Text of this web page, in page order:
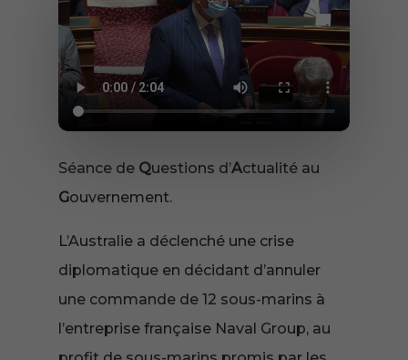
Séance de Questions d’Actualité au
Gouvernement.
L’Australie a déclenché une crise
diplomatique en décidant d’annuler
une commande de 12 sous-marins à
l’entreprise française Naval Group, au